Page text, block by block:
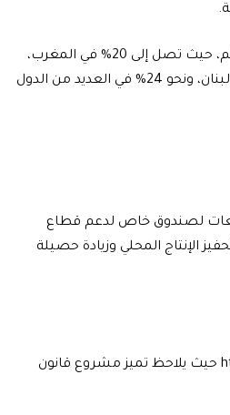
نسبة ضريبة عامة مقترحة تبلغ 5% فقط، وهي الأدنى مقارنة بدول المنطقة والعالم، حيث تصل إلى 20% في المغرب،
و19% في الجزائر وتونس، و17% في مصر والسودان، و15% في السعودية، و11% في لبنان، ونحو 24% في العديد من الدول
لصندوق خاص لدعم قطاع
الإنتاج المحلي وزيادة حصيلة
حيث يلاحظ تميز مشروع قانون